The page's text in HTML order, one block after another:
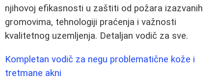
njihovoj efikasnosti u zaštiti od požara izazvanih
gromovima, tehnologiji praćenja i važnosti
kvalitetnog uzemljenja. Detaljan vodič za sve.
Kompletan vodič za negu problematične kože i
tretmane akni